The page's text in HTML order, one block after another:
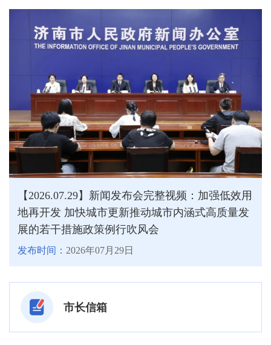
【2026.07.29】新闻发布会完整视频：加强低效用
地再开发 加快城市更新推动城市内涵式高质量发
展的若干措施政策例行吹风会
发布时间： 2026年07月29日
市长信箱